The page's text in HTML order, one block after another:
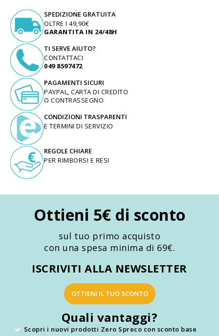
SPEDIZIONE GRATUITA
OLTRE I 49,90€
GARANTITA IN 24/48H
TI SERVE AIUTO?
CONTATTACI
049 8597472
PAGAMENTI SICURI
PAYPAL, CARTA DI CREDITO
O CONTRASSEGNO
CONDIZIONI TRASPARENTI
E TERMINI DI SERVIZIO
REGOLE CHIARE
PER RIMBORSI E RESI
Ottieni 5€ di sconto
sul tuo primo acquisto
con una spesa minima di 69€.
ISCRIVITI ALLA NEWSLETTER
OTTIENI IL TUO SCONTO
Quali vantaggi?
Scopri i nuovi prodotti Zero Spreco con sconto base